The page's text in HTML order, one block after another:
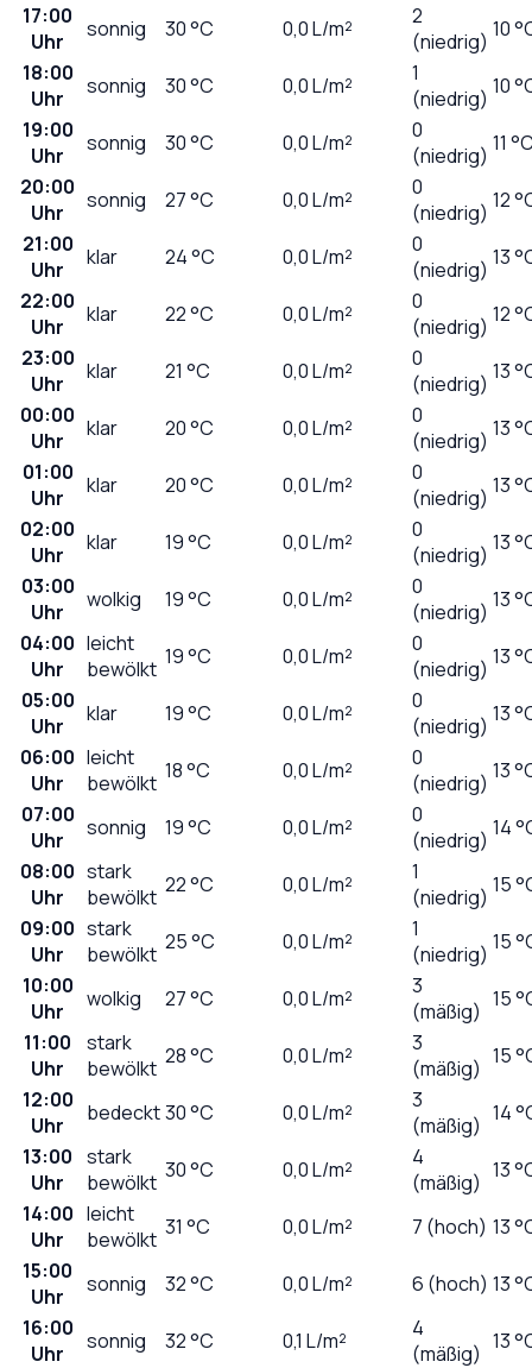
17:00
Uhr
sonnig 30°C 0,0L/m²
2
(niedrig) 10
18:00
Uhr
sonnig 30°C 0,0L/m²
1
(niedrig) 10
19:00
Uhr
sonnig 30°C 0,0L/m²
0
(niedrig) 11
20:00
Uhr
sonnig 27°C 0,0L/m²
0
(niedrig) 12
21:00
Uhr
klar 24°C 0,0L/m²
0
(niedrig) 13
22:00
Uhr
klar 22°C 0,0L/m²
0
(niedrig) 12
23:00
Uhr
klar 21 °C 0,0L/m²
0
(niedrig) 13
00:00
Uhr
klar 20°C 0,0L/m²
0
(niedrig) 13
01:00
Uhr
klar 20°C 0,0L/m²
0
(niedrig) 13
02:00
Uhr
klar 19°C 0,0L/m²
0
(niedrig) 13
03:00
Uhr
wolkig 19°C 0,0L/m²
0
(niedrig) 13
04:00
Uhr
leicht
bewölkt 19°C 0,0L/m²
0
(niedrig) 13
05:00
Uhr
klar 19°C 0,0L/m²
0
(niedrig) 13
06:00
Uhr
leicht
bewölkt 18°C 0,0L/m²
0
(niedrig) 13
07:00
Uhr
sonnig 19°C 0,0L/m²
0
(niedrig) 14
08:00
Uhr
stark
bewölkt 22°C 0,0L/m²
1
(niedrig) 15
09:00
Uhr
stark
bewölkt 25°C 0,0L/m²
1
(niedrig) 15
10:00
Uhr
wolkig 27°C 0,0L/m²
3
(mäßig) 15
11:00
Uhr
stark
bewölkt 28°C 0,0L/m²
3
(mäßig) 15
12:00
Uhr
bedeckt30°C 0,0L/m²
3
(mäßig) 14
13:00
Uhr
stark
bewölkt 30°C 0,0L/m²
4
(mäßig) 13
14:00
Uhr
leicht
bewölkt 31 °C 0,0L/m² 7 (hoch) 13
15:00
Uhr
sonnig 32°C 0,0L/m² 6 (hoch) 13
16:00
Uhr
sonnig 32°C 0,1 L/m²
4
(mäßig) 13